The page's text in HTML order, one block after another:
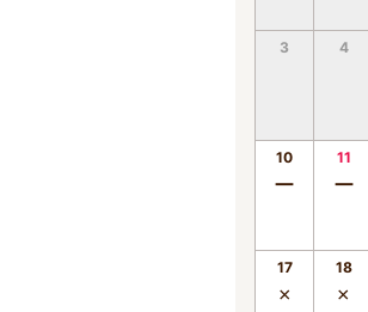
3 4
10
ー
11
ー
17
×
18
×